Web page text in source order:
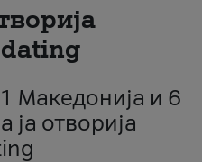
Македонија и 6
отворија